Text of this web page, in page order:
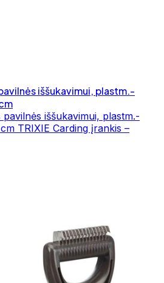
iššukavimui, plastm.-
iššukavimui, plastm.-
TRIXIE Carding įrankis –